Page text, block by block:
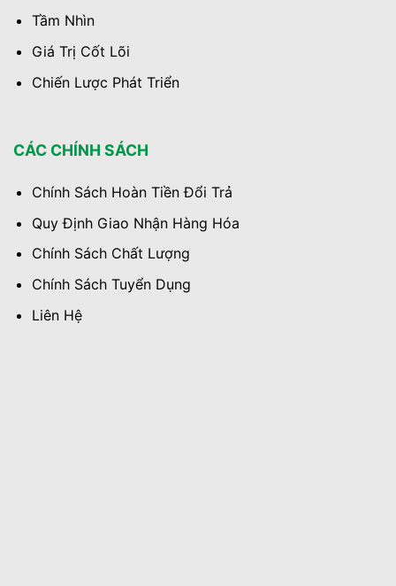
Tầm Nhìn
Giá Trị Cốt Lõi
Chiến Lược Phát Triển
CÁC CHÍNH SÁCH
Chính Sách Hoàn Tiền Đổi Trả
Quy Định Giao Nhận Hàng Hóa
Chính Sách Chất Lượng
Chính Sách Tuyển Dụng
Liên Hệ